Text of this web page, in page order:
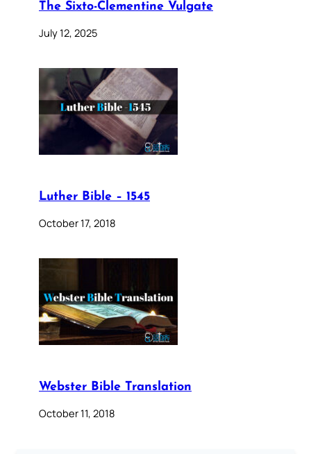
The Sixto-Clementine Vulgate
July 12, 2025
Luther Bible – 1545
October 17, 2018
Webster Bible Translation
October 11, 2018